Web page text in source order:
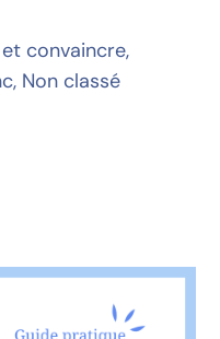
convaincre,
, Non classé